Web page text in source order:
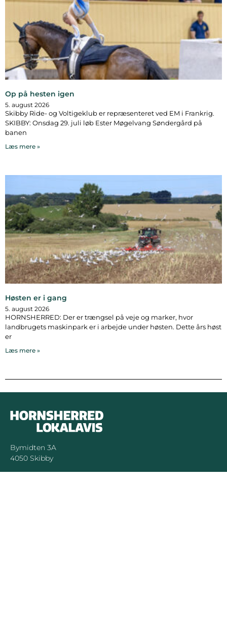
Op på hesten igen
5. august 2026
Skibby Ride- og Voltigeklub er repræsenteret ved EM i Frankrig.
SKIBBY: Onsdag 29. juli løb Ester Møgelvang Søndergård på
banen
Læs mere »
Høsten er i gang
5. august 2026
HORNSHERRED: Der er trængsel på veje og marker, hvor
landbrugets maskinpark er i arbejde under høsten. Dette års høst
er
Læs mere »
Bymidten 3A
4050 Skibby